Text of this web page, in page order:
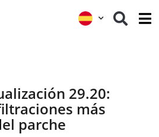
29.20:
más
parche